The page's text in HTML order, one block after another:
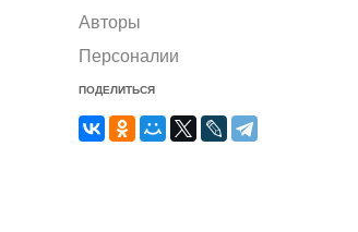
Авторы
Персоналии
ПОДЕЛИТЬСЯ